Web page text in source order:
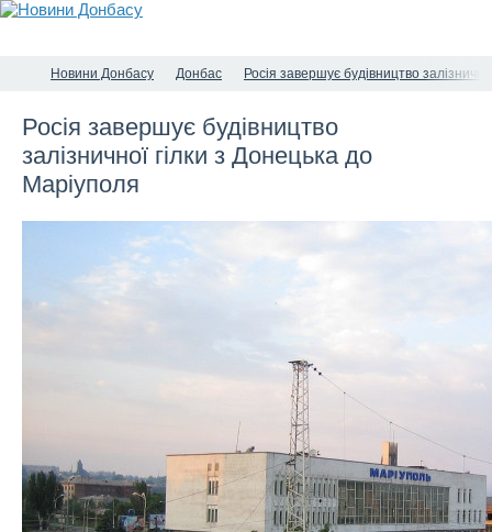
Новини Донбасу Донбас Росія завершує будівництво
Росія завершує будівництво
залізничної гілки з Донецька до
Маріуполя